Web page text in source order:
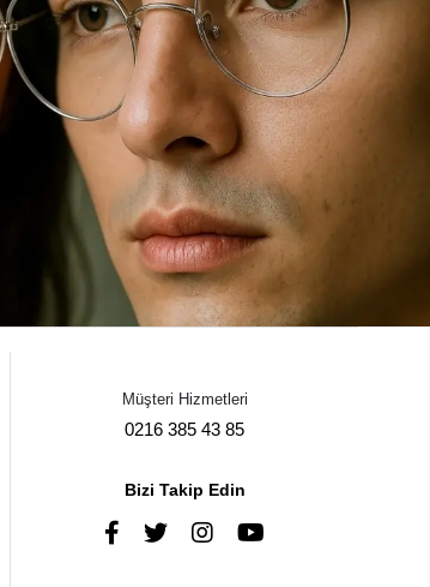
Müşteri Hizmetleri
0216 385 43 85
Bizi Takip Edin